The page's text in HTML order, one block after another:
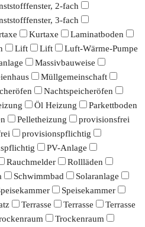
2-fach
3-fach
Kurtaxe
Laminatboden
Lift Lift
Luft-Wärme-Pumpe
Massivbauweise
Müllgemeinschaft
Nachtspeicheröfen
Öl Heizung
Parkettboden
Pelletheizung
provisionsfrei
provisionspflichtig
PV-Anlage
Rauchmelder
Rollläden
Schwimmbad
Solaranlage
Speisekammer
Terrasse Terrasse
Terrasse
Trockenraum